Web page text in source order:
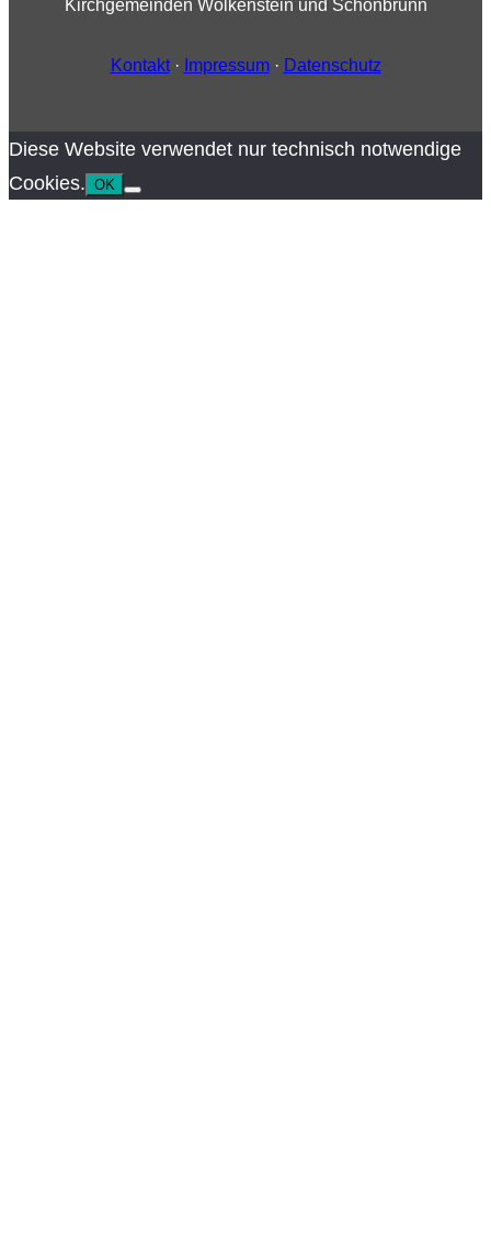
Kirchgemeinden Wolkenstein und Schönbrunn
Kontakt· Impressum· Datenschutz
Diese Website verwendet nur technisch notwendige
Cookies. OK